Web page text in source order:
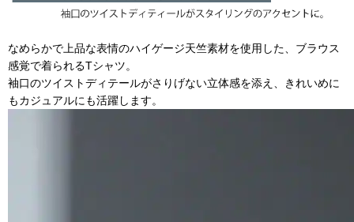
なめらかで上品な表情のハイゲージ天竺素材を使用した、ブラウス
感覚で着られるTシャツ。
袖口のツイストディテールがさりげない立体感を添え、きれいめに
もカジュアルにも活躍します。